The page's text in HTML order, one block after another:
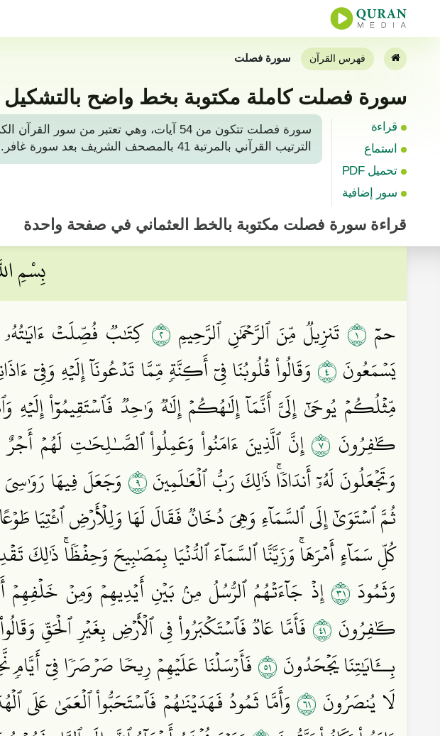
فهرس القرآن سورة فصلت
سورة فصلت كاملة مكتوبة بخط واضح بالتشكيل
قراءة
استماع
تحميل PDF
سور إضافية
سورة فصلت تتكون من 54 آيات، وهي
الترتيب القرآني بالمرتبة 41 بالمصحف الشريف بعد سورة غافر. لتلاوة أو قراءة سورة فصلت من القرآن المجيد، يمكن العثور عليها بالصفحة رقم 477.
قراءة سورة فصلت مكتوبة بالخط العثماني في صفحة واحدة
بِسْمِ
حمٓ ١ تَنزِيلٞ مِّنَ ٱلرَّحۡمَٰنِ ٱلرَّحِيمِ ٢ كِتَٰبٞ فُصِّلَتۡ ءَايَٰتُهُۥ
يَسۡمَعُونَ٤ وَقَالُواْ قُلُوبُنَا فِيٓ أَكِنَّةٖ مِّمَّا تَدۡعُونَآ إِلَيۡهِ وَفِيٓ
مِّثۡلُكُمۡ يُوحَىٰٓ إِلَيَّ أَنَّمَآ إِلَٰهُكُمۡ إِلَٰهٞ وَٰحِدٞ فَٱسۡتَقِيمُوٓاْ إِلَيۡهِ
كَٰفِرُونَ ٧إِنَّ ٱلَّذِينَ ءَامَنُواْ وَعَمِلُواْ ٱلصَّـٰلِحَٰتِ لَهُمۡ
وَتَجۡعَلُونَ لَهُۥٓ أَندَادٗاۚ ذَٰلِكَ رَبُّ ٱلۡعَٰلَمِينَ٩ وَجَعَلَ فِيهَا رَوَٰسِيَ
ثُمَّ ٱسۡتَوَىٰٓ إِلَى ٱلسَّمَآءِ وَهِيَ دُخَانٞ فَقَالَ لَهَا وَلِلۡأَرۡضِ ٱئۡتِيَا طَوۡعًا
كُلِّ سَمَآءٍ أَمۡرَهَاۚ وَزَيَّنَّا ٱلسَّمَآءَ ٱلدُّنۡيَا بِمَصَٰبِيحَ وَحِفۡظٗاۚ ذَٰلِكَ
وَثَمُودَ ١٣إِذۡ جَآءَتۡهُمُ ٱلرُّسُلُ مِنۢ بَيۡنِ أَيۡدِيهِمۡ وَمِنۡ خَلۡفِهِمۡ
كَٰفِرُونَ ١٤ فَأَمَّا عَادٞ فَٱسۡتَكۡبَرُواْ فِي ٱلۡأَرۡضِ بِغَيۡرِ ٱلۡحَقِّ
بِــَٔايَٰتِنَا يَجۡحَدُونَ١٥فَأَرۡسَلۡنَا عَلَيۡهِمۡ رِيحٗا صَرۡصَرٗا فِيٓ
لَا يُنصَرُونَ ١٦ وَأَمَّا ثَمُودُ فَهَدَيۡنَٰهُمۡ فَٱسۡتَحَبُّواْ ٱلۡعَمَىٰ